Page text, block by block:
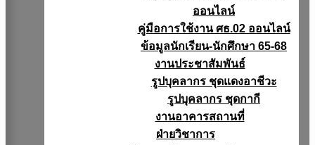
ออนไลน์
คู่มือการใช้งาน ศธ.02 ออนไลน์
ข้อมูลนักเรียน-นักศึกษา 65-68
งานประชาสัมพันธ์
รูปบุคลากร ชุดแดงอาชีวะ
รูปบุคลากร ชุดกากี
งานอาคารสถานที่
ฝ่ายวิชาการ